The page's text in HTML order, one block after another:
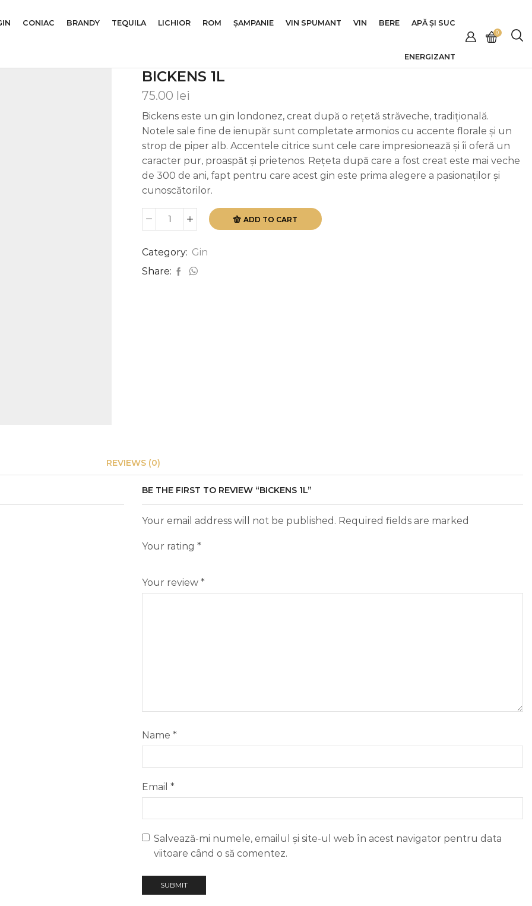
CONIAC BRANDY TEQUILA LICHIOR ROM ȘAMPANIE VIN SPUMANT VIN BERE APĂ ȘI SUC
ENERGIZANT
0
BICKENS 1L
75.00 lei
Bickens este un gin londonez, creat după o rețetă străveche, tradițională.
Notele sale fine de ienupăr sunt completate armonios cu accente florale și un
strop de piper alb. Accentele citrice sunt cele care impresionează și îi oferă un
caracter pur, proaspăt și prietenos. Rețeta după care a fost creat este mai veche
de 300 de ani, fapt pentru care acest gin este prima alegere a pasionaților și
cunoscătorilor.
Bickens
quantity
ADD TO CART
Category: Gin
Share:
REVIEWS (0)
BE THE FIRST TO REVIEW “BICKENS 1L”
Your email address will not be published. Required fields are marked
Your rating *
Your review *
Name *
Email *
Salvează-mi numele, emailul și site-ul web în acest navigator pentru data
viitoare când o să comentez.